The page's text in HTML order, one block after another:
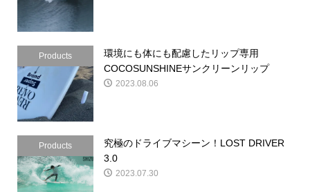
Products
環境にも体にも配慮したリップ専用
COCOSUNSHINEサンクリーンリップ
2023.08.06
Products
究極のドライブマシーン！LOST DRIVER
3.0
2023.07.30